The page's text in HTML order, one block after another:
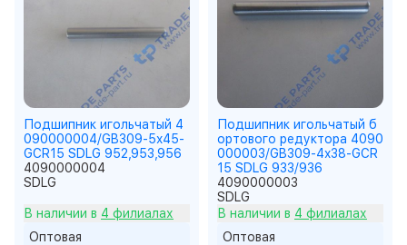
Подшипник игольчатый 4
090000004/GB309-5x45-
GCR15 SDLG 952,953,956
4090000004
SDLG
В наличии в 4 филиалах
Оптовая
Подшипник игольчатый б
ортового редуктора 4090
000003/GB309-4x38-GCR
15 SDLG 933/936
4090000003
SDLG
В наличии в 4 филиалах
Оптовая